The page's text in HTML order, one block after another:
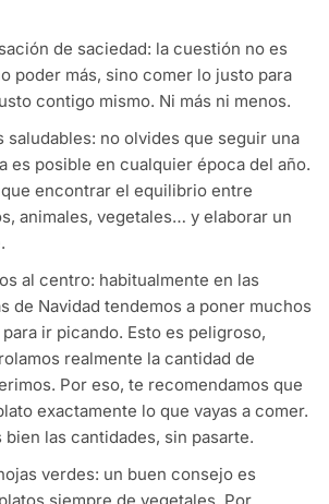
de saciedad: la cuestión no es
poder más, sino comer lo justo para
contigo mismo. Ni más ni menos.
saludables: no olvides que seguir una
es posible en cualquier época del año.
encontrar el equilibrio entre
animales, vegetales… y elaborar un
al centro: habitualmente en las
de Navidad tendemos a poner muchos
ir picando. Esto es peligroso,
realmente la cantidad de
Por eso, te recomendamos que
exactamente lo que vayas a comer.
bien las cantidades, sin pasarte.
verdes: un buen consejo es